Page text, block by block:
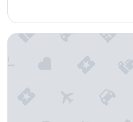
e
IHotel Indigo Chattanooga -